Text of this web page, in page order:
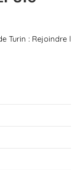
Turin : Rejoindre le